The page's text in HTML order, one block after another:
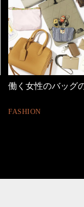
40代の小顔メイク
BEAUTY